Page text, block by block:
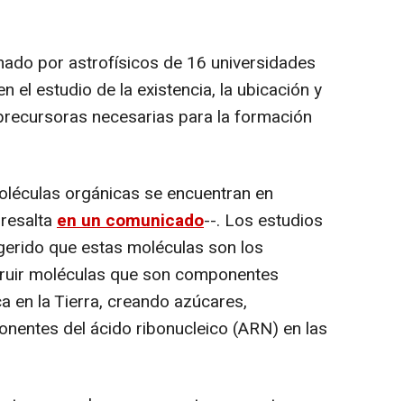
por astrofísicos de 16 universidades
el estudio de la existencia, la ubicación y
necesarias para la formación
orgánicas se encuentran en
en un comunicado--. Los estudios
que estas moléculas son los
moléculas que son componentes
en la Tierra, creando azúcares,
del ácido ribonucleico (ARN) en las